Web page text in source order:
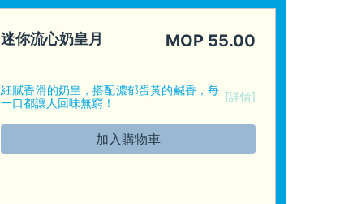
迷你流心奶皇月 MOP 55.00
細膩香滑的奶皇，搭配濃郁蛋黃的鹹香，每
一口都讓人回味無窮！
鐵盒大小: 7.5 X 7.5 X 4(厘米)
[詳情]
加入購物車